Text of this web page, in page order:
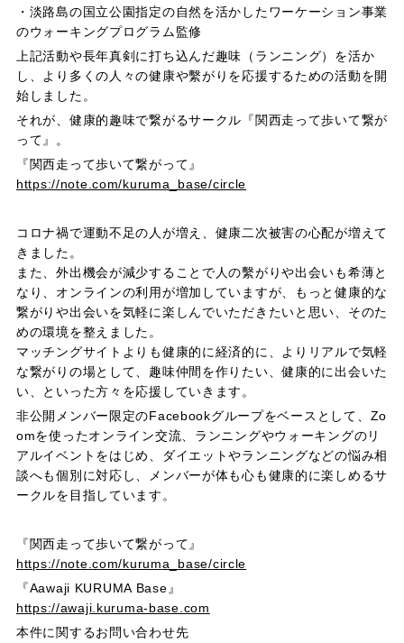
・淡路島の国立公園指定の自然を活かしたワーケーション事業
のウォーキングプログラム監修
上記活動や長年真剣に打ち込んだ趣味（ランニング）を活か
し、より多くの人々の健康や繫がりを応援するための活動を開
始しました。
それが、健康的趣味で繋がるサークル『関西走って歩いて繋が
って』。
『関西走って歩いて繋がって』
https://note.com/kuruma_base/circle
コロナ禍で運動不足の人が増え、健康二次被害の心配が増えて
きました。
また、外出機会が減少することで人の繫がりや出会いも希薄と
なり、オンラインの利用が増加していますが、もっと健康的な
繋がりや出会いを気軽に楽しんでいただきたいと思い、そのた
めの環境を整えました。
マッチングサイトよりも健康的に経済的に、よりリアルで気軽
な繋がりの場として、趣味仲間を作りたい、健康的に出会いた
い、といった方々を応援していきます。
非公開メンバー限定のFacebookグループをベースとして、Zo
omを使ったオンライン交流、ランニングやウォーキングのリ
アルイベントをはじめ、ダイエットやランニングなどの悩み相
談へも個別に対応し、メンバーが体も心も健康的に楽しめるサ
ークルを目指しています。
『関西走って歩いて繋がって』
https://note.com/kuruma_base/circle
『Aawaji KURUMA Base』
https://awaji.kuruma-base.com
本件に関するお問い合わせ先